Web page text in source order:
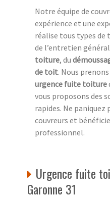
Notre équipe de
expérience et une
réalise tous types
de l’entretien
toiture, du
de toit. Nous
urgence fuite toiture
vous proposons des
rapides. Ne paniquez
couvreurs et
professionnel.
Urgence fuite
Garonne 31